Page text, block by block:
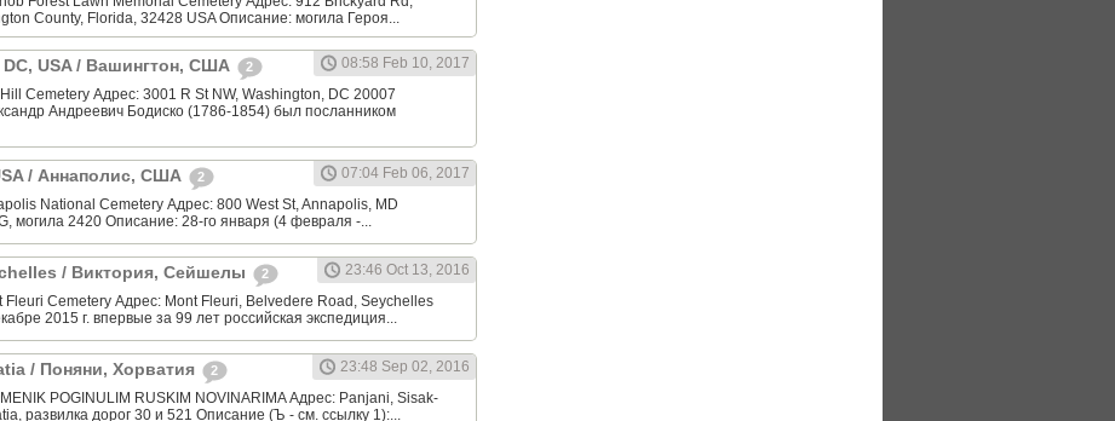
County, Florida, 32428 USA Описание: могила Героя...
USA / Вашингтон, США 2
08:58 Feb 10, 2017
Cemetery Адрес: 3001 R St NW, Washington, DC 20007
Андреевич Бодиско (1786-1854) был посланником
/ Аннаполис, США 2
07:04 Feb 06, 2017
National Cemetery Адрес: 800 West St, Annapolis, MD
могила 2420 Описание: 28-го января (4 февраля -...
/ Виктория, Сейшелы 2
23:46 Oct 13, 2016
Fleuri Cemetery Адрес: Mont Fleuri, Belvedere Road, Seychelles
2015 г. впервые за 99 лет российская экспедиция...
/ Поняни, Хорватия 2
23:48 Sep 02, 2016
POGINULIM RUSKIM NOVINARIMA Адрес: Panjani, Sisak-
развилка дорог 30 и 521 Описание (Ъ - см. ссылку 1):...